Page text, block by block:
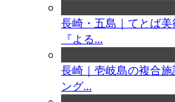
長崎・五島｜てとば
『よる...
長崎｜壱岐島の複合
ング...